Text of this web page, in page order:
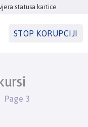
statusa kartice
STOP KORUPCIJI
Page 3